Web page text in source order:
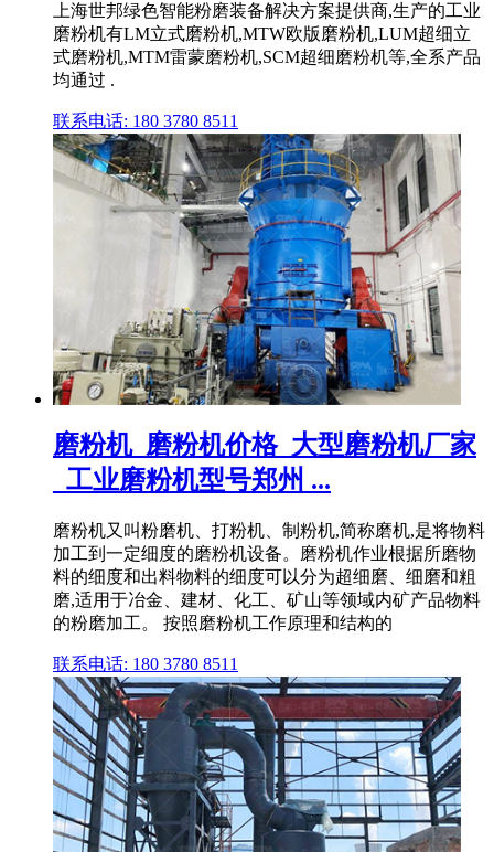
上海世邦绿色智能粉磨装备解决方案提供商,生产的工业
磨粉机有LM立式磨粉机,MTW欧版磨粉机,LUM超细立
式磨粉机,MTM雷蒙磨粉机,SCM超细磨粉机等,全系产品
均通过 .
联系电话: 180 3780 8511
磨粉机_磨粉机价格_大型磨粉机厂家
_工业磨粉机型号郑州 ...
磨粉机又叫粉磨机、打粉机、制粉机,简称磨机,是将物料
加工到一定细度的磨粉机设备。磨粉机作业根据所磨物
料的细度和出料物料的细度可以分为超细磨、细磨和粗
磨,适用于冶金、建材、化工、矿山等领域内矿产品物料
的粉磨加工。 按照磨粉机工作原理和结构的
联系电话: 180 3780 8511